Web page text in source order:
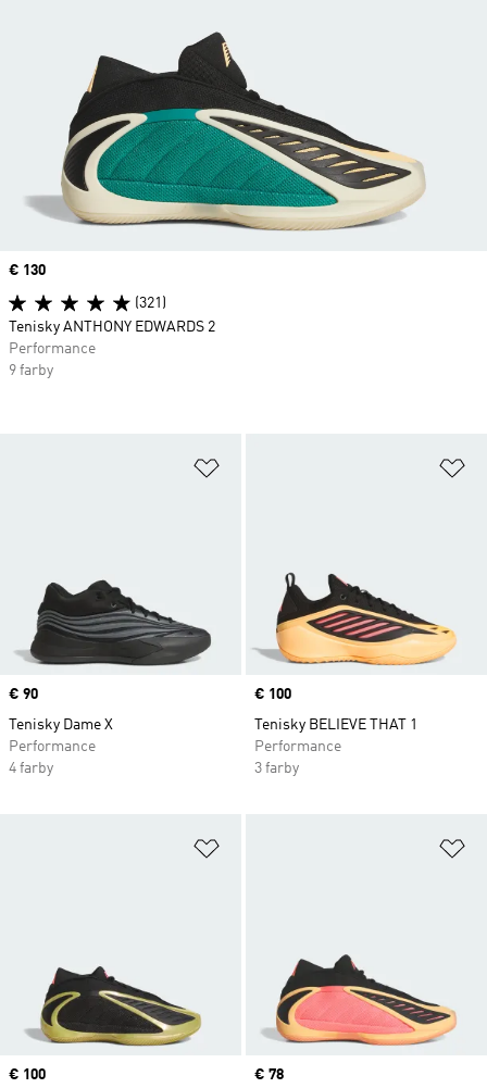
Pridať do zoznamu želaných
Price
€ 90
Tenisky Dame X
Performance
4 farby
Price
€ 100
Tenisky BELIEVE THAT 1
Performance
3 farby
Pridať do zoznamu želaných
Price
€ 100
Current price
€ 78
Price
€ 130
(321)
Tenisky ANTHONY EDWARDS 2
Performance
9 farby